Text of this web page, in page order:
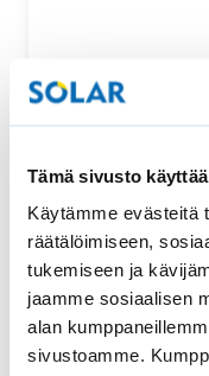
Tämä sivusto
Käytämme evästeitä
räätälöimiseen,
tukemiseen ja
jaamme sosiaalisen
alan
sivustoamme.
Säätötanko
vekkikaihtimeen
Tämä säätötanko
säädettävään
52,00€